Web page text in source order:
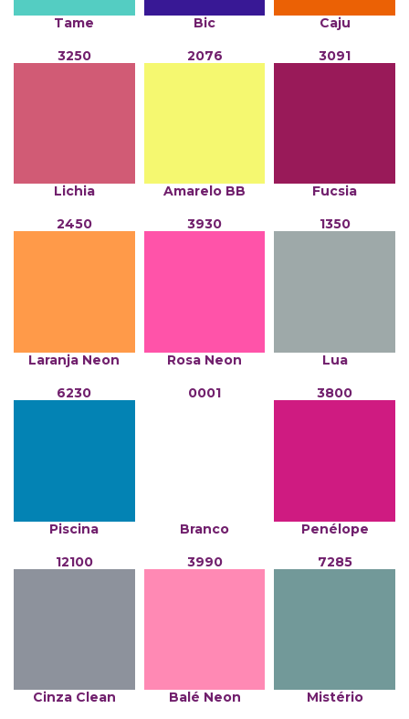
Tame Bic
Caju
3250
Lichia
2076
Amarelo BB
3091
Fucsia
2450
Laranja Neon
3930
Rosa Neon
1350
Lua
6230
Piscina
0001
Branco
3800
Penélope
12100
Cinza Clean
3990
Balé Neon
7285
Mistério